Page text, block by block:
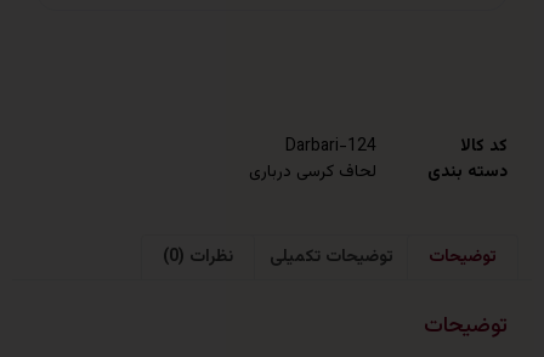
Darbari-124
لحاف کرسی درباری
توضیحات تکمیلی نظرات (0)